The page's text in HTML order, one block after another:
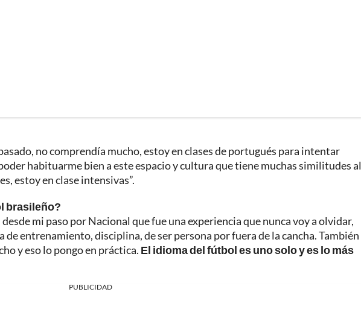
no comprendía mucho, estoy en clases de portugués para intentar
habituarme bien a este espacio y cultura que tiene muchas similitudes al
estoy en clase intensivas”.
brasileño?
mi paso por Nacional que fue una experiencia que nunca voy a olvidar,
entrenamiento, disciplina, de ser persona por fuera de la cancha. También
y eso lo pongo en práctica. El idioma del fútbol es uno solo y es lo más
PUBLICIDAD